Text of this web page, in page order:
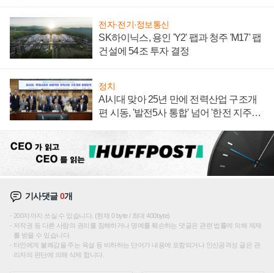
전자·전기·정보통신
SK하이닉스, 용인 'Y2' 팹과 청주 'M17' 팹
건설에 54조 투자 결정
정치
AI시대 맞아 25년 만에 전력산업 구조개
편 시동, '발전5사 통합' 넘어 '한전 지주사'
기사댓글0개
200자까지 쓰실 수 있습니다. (현재 0 byte / 최대 400byte)
저작권 등 다른 사람의 권리를 침해하거나 명예를 훼손하는 댓글은 관련 법률에 의해 제재
를 받을 수 있습니다.
타인에게 불쾌감을 주는 욕설 등 비하하는 단어가 내용에 포함되거나 인신공격성 글은 관
리자의 판단에 의해 삭제 합니다.